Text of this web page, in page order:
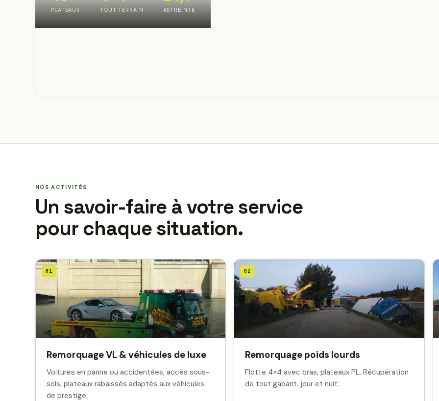
PLATEAUX TOUT TERRAIN ASTREINTE
NOS ACTIVITÉS
Un savoir-faire à votre service
pour chaque situation.
01
Remorquage VL & véhicules de luxe
Voitures en panne ou accidentées, accès sous-
sols, plateaux rabaissés adaptés aux véhicules
de prestige.
02
Remorquage poids lourds
Flotte 4×4 avec bras, plateaux PL. Récupération
de tout gabarit, jour et nuit.